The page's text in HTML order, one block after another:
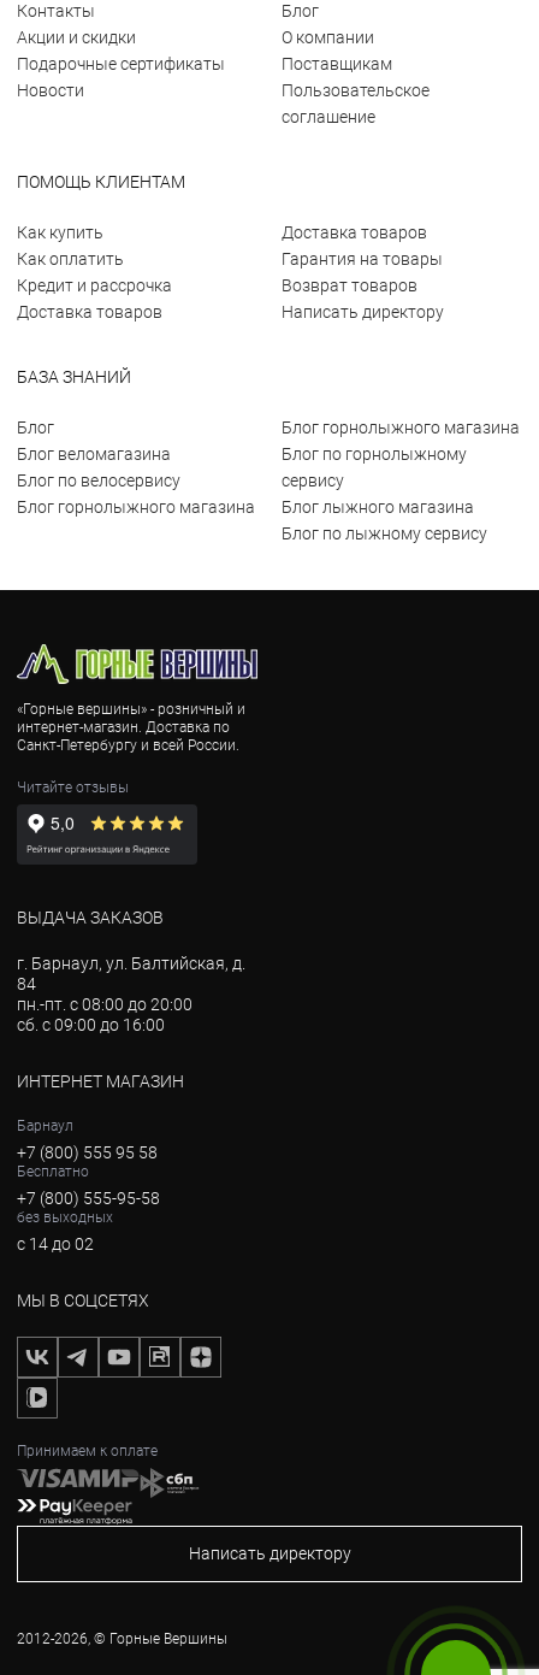
Контакты
Акции и скидки
Подарочные сертификаты
Новости
Блог
О компании
Поставщикам
Пользовательское
соглашение
ПОМОЩЬ КЛИЕНТАМ
Как купить
Как оплатить
Кредит и рассрочка
Доставка товаров
Доставка товаров
Гарантия на товары
Возврат товаров
Написать директору
БАЗА ЗНАНИЙ
Блог
Блог веломагазина
Блог по велосервису
Блог горнолыжного магазина
Блог горнолыжного магазина
Блог по горнолыжному
сервису
Блог лыжного магазина
Блог по лыжному сервису
«Горные вершины» - розничный и
интернет-магазин. Доставка по
Санкт-Петербургу и всей России.
Читайте отзывы
ВЫДАЧА ЗАКАЗОВ
г. Барнаул, ул. Балтийская, д.
84
пн.-пт. с 08:00 до 20:00
сб. с 09:00 до 16:00
ИНТЕРНЕТ МАГАЗИН
Барнаул
+7 (800) 555 95 58
Бесплатно
+7 (800) 555-95-58
без выходных
с 14 до 02
МЫ В СОЦСЕТЯХ
Принимаем к оплате
Написать директору
2012-2026, © Горные Вершины